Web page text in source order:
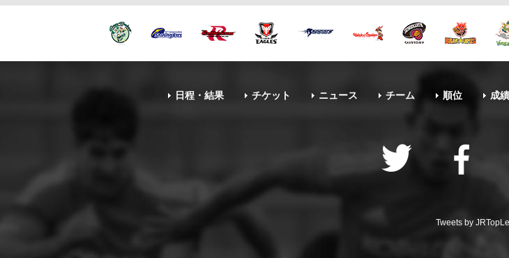
日程・結果 チケット ニュース チーム 順位 成績
Tweets by